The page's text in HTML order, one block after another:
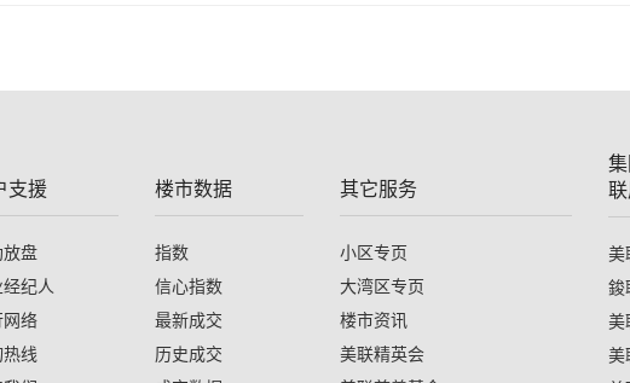
支援
放盘
纪人
网络
线
楼市数据
指数
信心指数
最新成交
历史成交
其它服务
小区专页
大湾区专页
楼市资讯
美联精英会
美
鋑
美
美